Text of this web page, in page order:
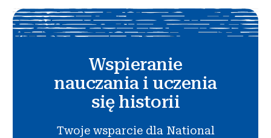
Wspieranie
nauczania i uczenia
się historii
Twoje wsparcie dla National